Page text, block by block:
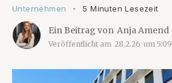
Unternehmen • 5 Minuten Lesezeit
Ein Beitrag von Anja Amend
Veröffentlicht am 28.2.26 um 5:09